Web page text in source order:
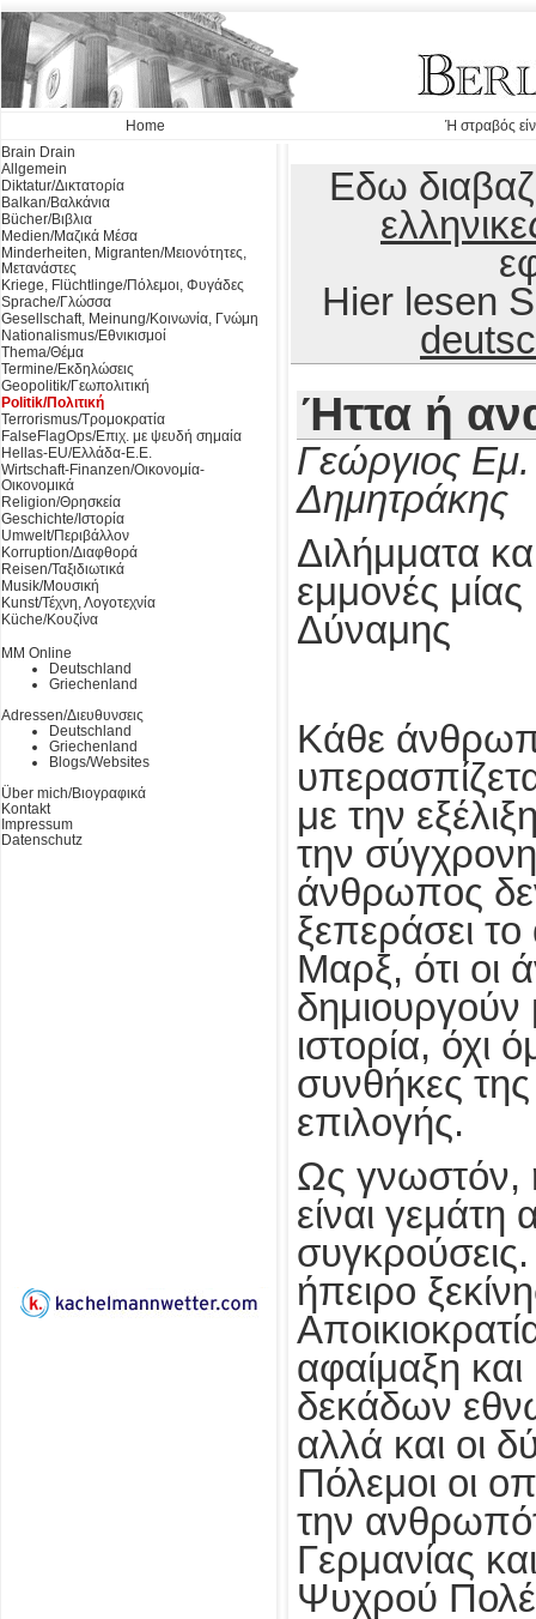
Home
Ή στραβός
Brain Drain
Allgemein
Diktatur/Δικτατορία
Balkan/Βαλκάνια
Bücher/Βιβλια
Medien/Μαζικά Μέσα
Minderheiten, Migranten/Μειονότητες,
Μετανάστες
Kriege, Flüchtlinge/Πόλεμοι, Φυγάδες
Sprache/Γλώσσα
Gesellschaft, Meinung/Κοινωνία, Γνώμη
Nationalismus/Εθνικισμοί
Thema/Θέμα
Termine/Εκδηλώσεις
Geopolitik/Γεωπολιτική
Politik/Πολιτική
Terrorismus/Τρομοκρατία
FalseFlagOps/Επιχ. με ψευδή σημαία
Hellas-EU/Ελλάδα-Ε.Ε.
Wirtschaft-Finanzen/Οικονομία-
Οικονομικά
Religion/Θρησκεία
Geschichte/Ιστορία
Umwelt/Περιβάλλον
Korruption/Διαφθορά
Reisen/Ταξιδιωτικά
Musik/Μουσική
Kunst/Τέχνη, Λογοτεχνία
Küche/Κουζίνα
MM Online
Deutschland
Griechenland
Adressen/Διευθυνσεις
Deutschland
Griechenland
Blogs/Websites
Über mich/Βιογραφικά
Kontakt
Impressum
Datenschutz
Εδω
Hier lesen
Ήττα ή
Γεώργιος Εμ.
Δημητράκης
Διλήμματα
εμμονές μίας
Δύναμης
Κάθε
με την
την
άνθρωπος
ξεπεράσει
Μαρξ, ότι οι
δημιουργούν
ιστορία, όχι
συνθήκες
επιλογής.
Ως γνωστόν,
είναι γεμάτη
ήπειρο
αφαίμαξη
δεκάδων
αλλά και οι
Πόλεμοι οι
την
Γερμανίας
Ψυχρού